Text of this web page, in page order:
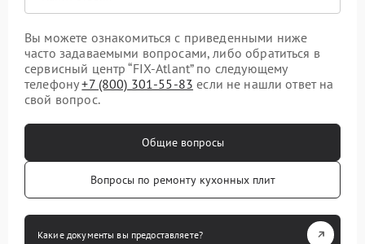
Вы можете ознакомиться с приведенными ниже
часто задаваемыми вопросами, либо обратиться в
сервисный центр “FIX-Atlant” по следующему
телефону+7 (800) 301-55-83 если не нашли ответ на
свой вопрос.
Общие вопросы
Вопросы по ремонту кухонных плит
Какие документы вы предоставляете?